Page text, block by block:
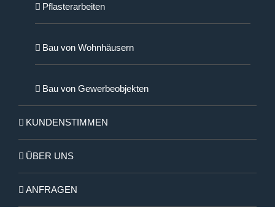
Pflasterarbeiten
Bau von Wohnhäusern
Bau von Gewerbeobjekten
KUNDENSTIMMEN
ÜBER UNS
ANFRAGEN